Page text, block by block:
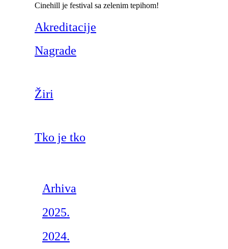
Cinehill je festival sa zelenim tepihom!
Akreditacije
Nagrade
Žiri
Tko je tko
Arhiva
2025.
2024.